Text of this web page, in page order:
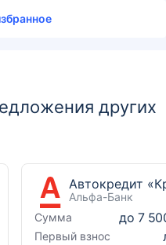
других
Альфа-Банк
Сумма
до 7
Первый взнос